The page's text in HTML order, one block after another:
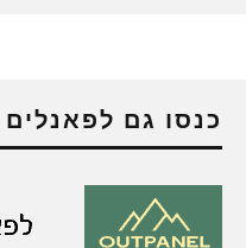
כנסו גם